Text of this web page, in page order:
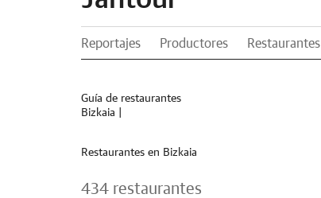
Reportajes Productores Restaurantes
Guía de restaurantes
Bizkaia
Restaurantes en Bizkaia
434 restaurantes